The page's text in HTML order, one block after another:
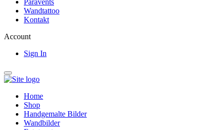
Paravents
Wandtattoo
Kontakt
Account
Sign In
Home
Shop
Handgemalte Bilder
Wandbilder